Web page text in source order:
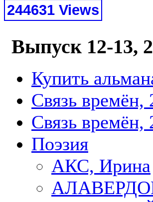
244631 Views
Выпуск 12-13,
Купить
Связь времён,
Связь времён,
Поэзия
АКС, Ирина